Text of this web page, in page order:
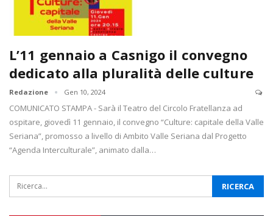
L’11 gennaio a Casnigo il convegno
dedicato alla pluralità delle culture
Redazione Gen 10, 2024
COMUNICATO STAMPA - Sarà il Teatro del Circolo Fratellanza ad
ospitare, giovedì 11 gennaio, il convegno “Culture: capitale della Valle
Seriana”, promosso a livello di Ambito Valle Seriana dal Progetto
“Agenda Interculturale”, animato dalla…